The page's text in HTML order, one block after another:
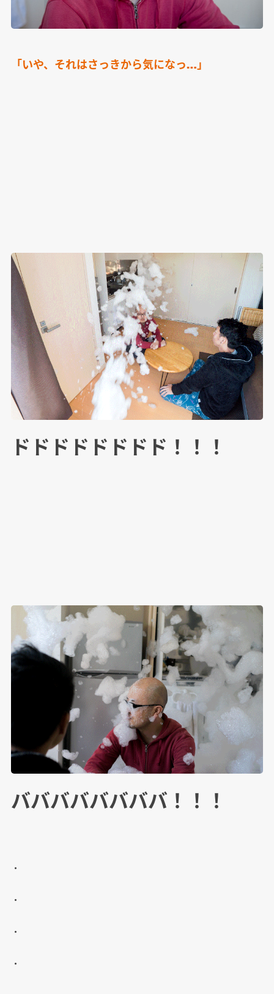
「いや、それはさっきから気になっ…」
ドドドドドドドド！！！
ババババババババ！！！
・
・
・
・